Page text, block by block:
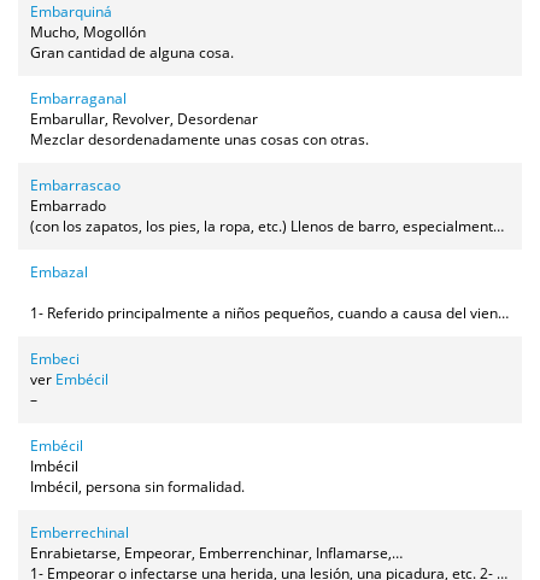
Embarquiná
Mucho, Mogollón
Gran cantidad de alguna cosa.
Embarraganal
Embarullar, Revolver, Desordenar
Mezclar desordenadamente unas cosas con otras.
Embarrascao
Embarrado
(con los zapatos, los pies, la ropa, etc.) Llenos de barro, especialmente referido a cuando se llega a casa o algún sitio en donde puedes manchar.
Embazal
1- Referido principalmente a niños pequeños, cuando a causa del viento que les da en la cara les cuesta respirar. 2- También cuando de tanto llorar se quedan sin respiración y no consiguen tomar aire.
Embeci
ver Embécil
–
Embécil
Imbécil
Imbécil, persona sin formalidad.
Emberrechinal
Enrabietarse, Empeorar, Emberrenchinar, Inflamarse,
Infectarse
1- Empeorar o infectarse una herida, una lesión, una picadura, etc. 2- Enrabietarse, enfadarse mucho, generalmente referido a los niños (también usado como transitivo).